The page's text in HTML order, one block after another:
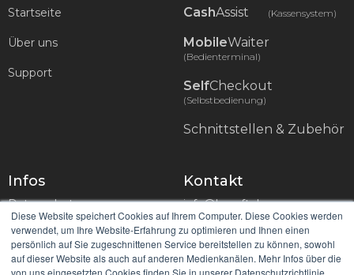
Diese Website speichert Cookies auf Ihrem Computer. Diese Cookies werden
verwendet, um Ihre Website-Erfahrung zu optimieren und Ihnen einen
persönlich auf Sie zugeschnittenen Service bereitstellen zu können, sowohl
auf dieser Website als auch auf anderen Medienkanälen. Mehr Infos über die
von uns eingesetzten Cookies finden Sie in unserer Datenschutzrichtlinie.
Startseite
Über uns
Support
CashAssist (Kassensystem)
MobileWaiter
(Bedienterminal)
SelfCheckout
(Selbstbedienung)
Schnittstellen & Zubehör
Infos
Datenschutz
Impressum
Kontakt
info@hssoft.de
0721 754 037 50
HS-Soft AG, Erlistrasse 6